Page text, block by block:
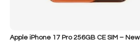
Apple iPhone 17 Pro 256GB CE SIM – New